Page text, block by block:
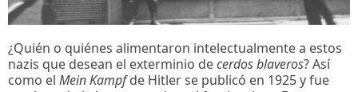
¿Quién o quiénes alimentaron intelectualmente a estos
nazis que desean el exterminio decerdos blaveros? Así
como el Mein Kampfde Hitler se publicó en 1925 y fue